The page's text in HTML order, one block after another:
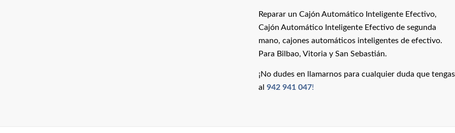
Reparar un Cajón Automático Inteligente Efectivo,
Cajón Automático Inteligente Efectivo de segunda
mano, cajones automáticos inteligentes de efectivo.
Para Bilbao, Vitoria y San Sebastián.
¡No dudes en llamarnos para cualquier duda que tengas
al 942 941 047!